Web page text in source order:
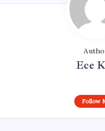
Ece
Follow